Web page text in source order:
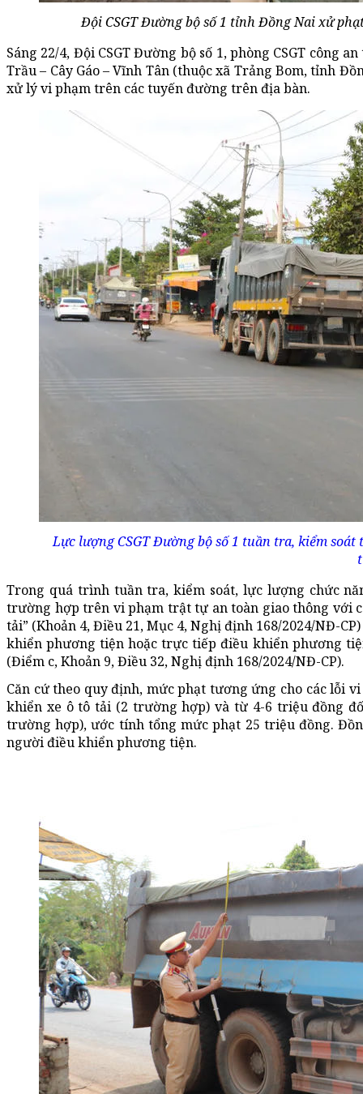
Đội CSGT Đường bộ số 1 tỉnh Đồng Nai xử
Sáng 22/4, Đội CSGT Đường bộ số 1, phòng CSGT
Trầu – Cây Gáo – Vĩnh Tân (thuộc xã Trảng Bom, tỉnh
xử lý vi phạm trên các tuyến đường trên địa bàn.
Lực lượng CSGT Đường bộ số 1 tuần tra, kiểm
Trong quá trình tuần tra, kiểm soát, lực lượng chức
trường hợp trên vi phạm trật tự an toàn giao thông với
tải” (Khoản 4, Điều 21, Mục 4, Nghị định 168/2024/NĐ-
khiển phương tiện hoặc trực tiếp điều khiển phương
(Điểm c, Khoản 9, Điều 32, Nghị định 168/2024/NĐ-CP).
Căn cứ theo quy định, mức phạt tương ứng cho các lỗi
khiển xe ô tô tải (2 trường hợp) và từ 4-6 triệu đồng
trường hợp), ước tính tổng mức phạt 25 triệu đồng.
người điều khiển phương tiện.